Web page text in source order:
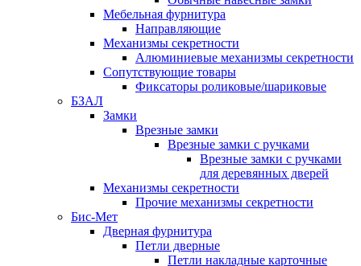
Мебельная фурнитура
Направляющие
Механизмы секретности
Алюминиевые механизмы секретности
Сопутствующие товары
Фиксаторы роликовые/шариковые
БЗАЛ
Замки
Врезные замки
Врезные замки с ручками
Врезные замки с ручками
для деревянных дверей
Механизмы секретности
Прочие механизмы секретности
Бис-Мет
Дверная фурнитура
Петли дверные
Петли накладные карточные